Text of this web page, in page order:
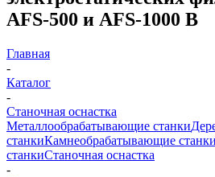
AFS-500 и AFS-1000 B
Главная
-
Каталог
-
Станочная оснастка
Металлообрабатывающие станки
станкиКамнеобрабатывающие станки
станкиСтаночная оснастка
-